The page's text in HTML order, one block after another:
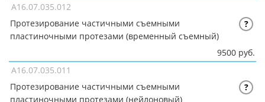
A16.07.035.012
Протезирование частичными съемными
пластиночными протезами (временный съемный)
?
9500 руб.
A16.07.035.011
Протезирование частичными съемными
пластиночными протезами (нейлоновый)
?